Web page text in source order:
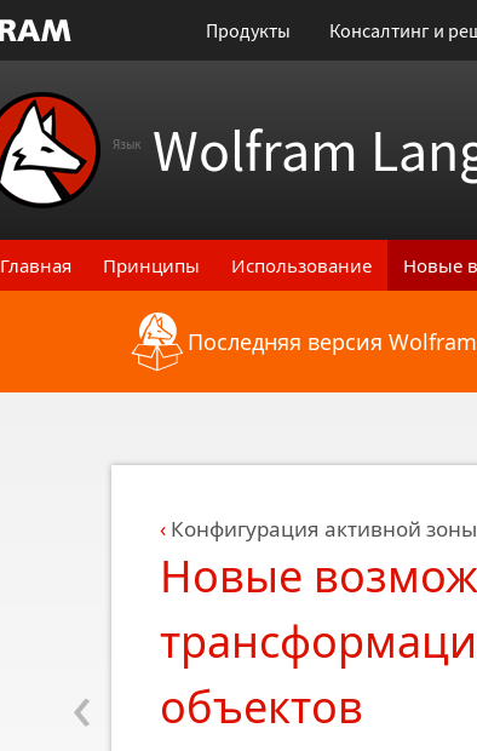
Продукты Консалтинг и
Язык Wolfram
Главная Принципы Использование Новые
Назад к последним функциональным
Последняя версия
‹
Конфигурация активной зоны
Новые
объектов